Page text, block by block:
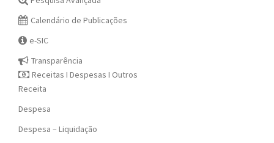
Calendário de Publicações
e-SIC
Transparência
Receitas I Despesas I Outros
Receita
Despesa
Despesa – Liquidação